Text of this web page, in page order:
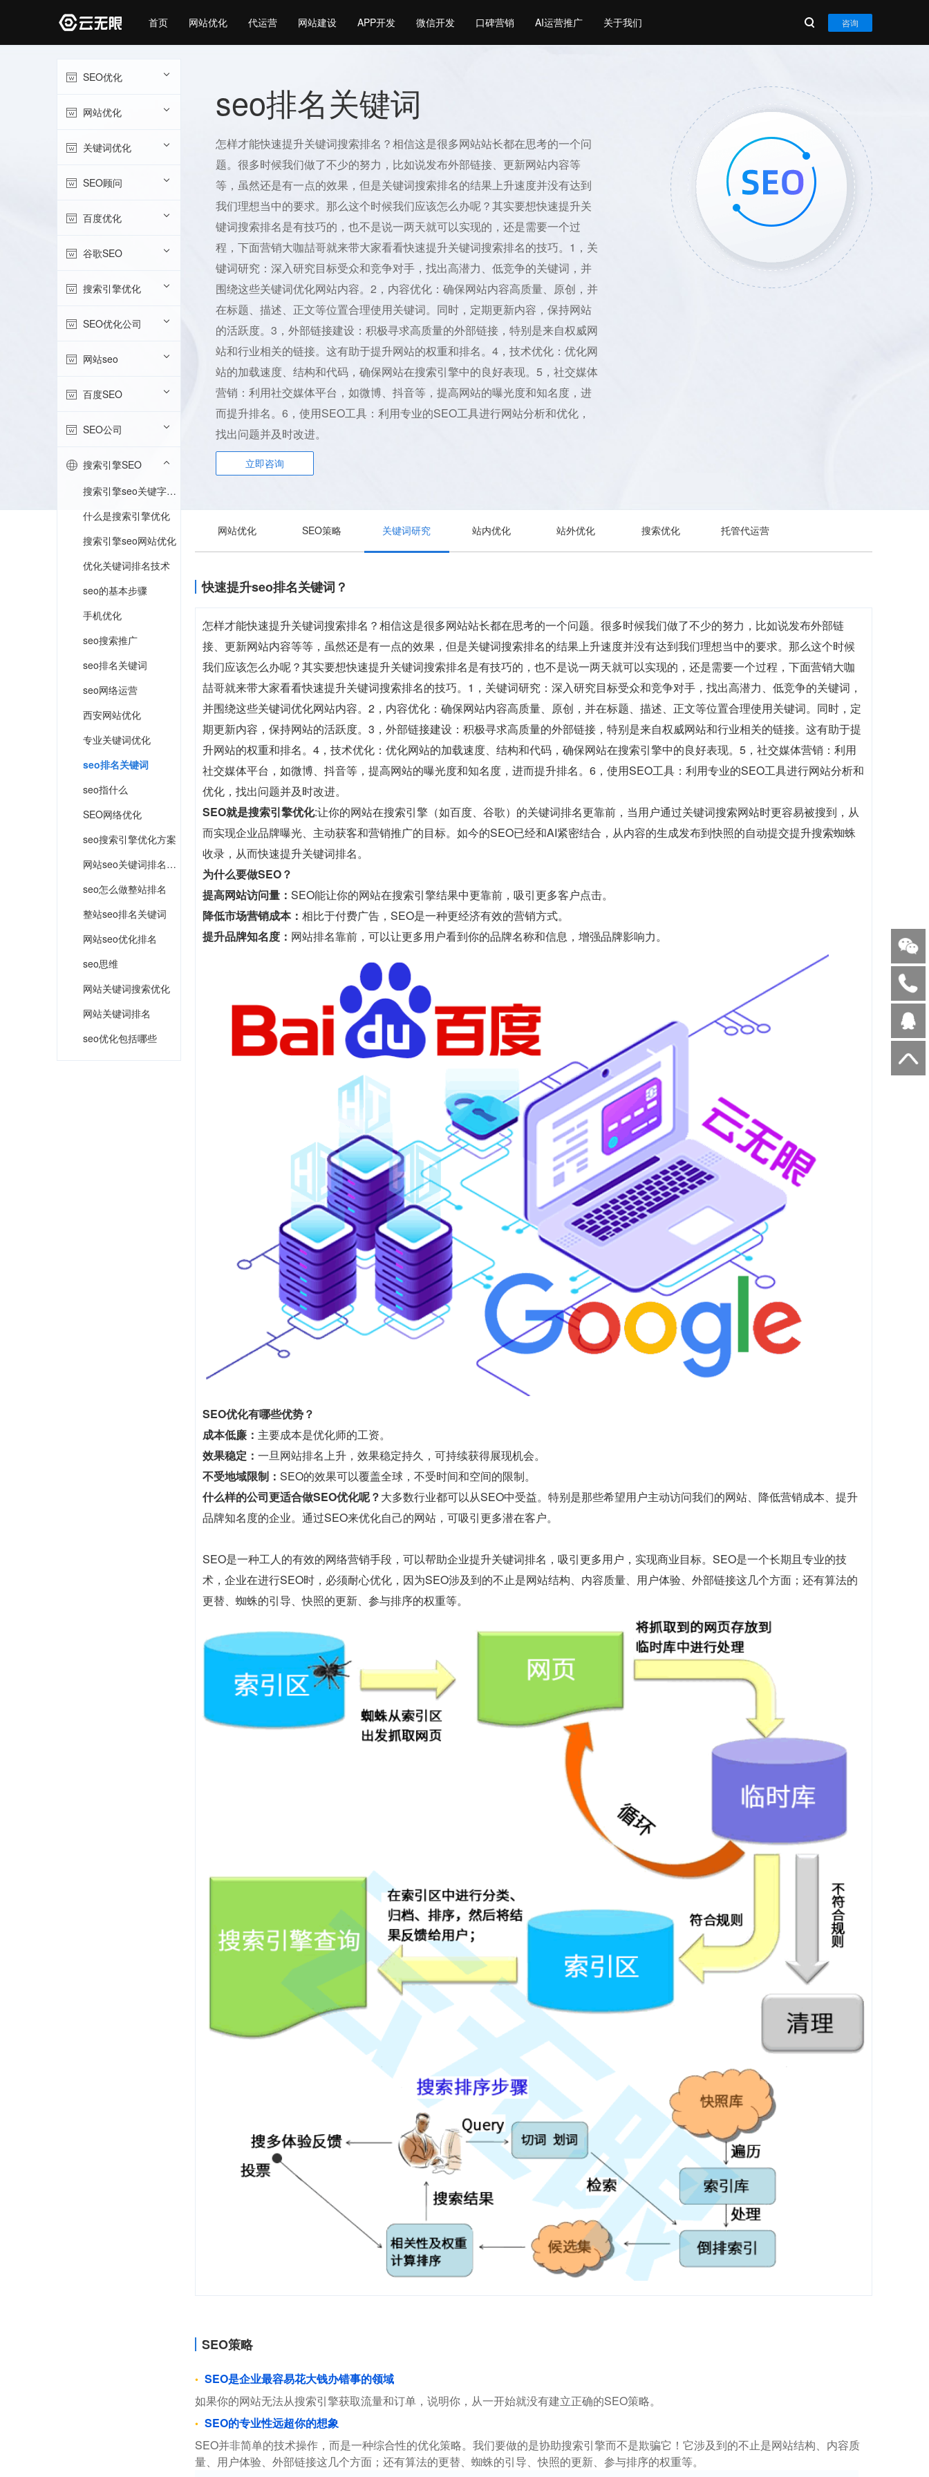
首页 网站优化 代运营 网站建设 APP开发 微信开发 口碑营销 AI运营推广 关于我们 咨询
seo排名关键词
怎样才能快速提升关键词搜索排名？相信这是很多网站站长都在思考的一个问
题。很多时候我们做了不少的努力，比如说发布外部链接、更新网站内容等
等，虽然还是有一点的效果，但是关键词搜索排名的结果上升速度并没有达到
我们理想当中的要求。那么这个时候我们应该怎么办呢？其实要想快速提升关
键词搜索排名是有技巧的，也不是说一两天就可以实现的，还是需要一个过
程，下面营销大咖喆哥就来带大家看看快速提升关键词搜索排名的技巧。1，关
键词研究：深入研究目标受众和竞争对手，找出高潜力、低竞争的关键词，并
围绕这些关键词优化网站内容。2，内容优化：确保网站内容高质量、原创，并
在标题、描述、正文等位置合理使用关键词。同时，定期更新内容，保持网站
的活跃度。3，外部链接建设：积极寻求高质量的外部链接，特别是来自权威网
站和行业相关的链接。这有助于提升网站的权重和排名。4，技术优化：优化网
站的加载速度、结构和代码，确保网站在搜索引擎中的良好表现。5，社交媒体
营销：利用社交媒体平台，如微博、抖音等，提高网站的曝光度和知名度，进
而提升排名。6，使用SEO工具：利用专业的SEO工具进行网站分析和优化，
找出问题并及时改进。
立即咨询
SEO优化
网站优化
关键词优化
SEO顾问
百度优化
谷歌SEO
搜索引擎优化
SEO优化公司
网站seo
百度SEO
SEO公司
搜索引擎SEO
搜索引擎seo关键字优化
什么是搜索引擎优化
搜索引擎seo网站优化
优化关键词排名技术
seo的基本步骤
手机优化
seo搜索推广
seo排名关键词
seo网络运营
西安网站优化
专业关键词优化
seo排名关键词
seo指什么
SEO网络优化
seo搜索引擎优化方案
网站seo关键词排名优化
seo怎么做整站排名
整站seo排名关键词
网站seo优化排名
seo思维
网站关键词搜索优化
网站关键词排名
seo优化包括哪些
网站优化 SEO策略 关键词研究 站内优化 站外优化 搜索优化 托管代运营
快速提升seo排名关键词？
怎样才能快速提升关键词搜索排名？相信这是很多网站站长都在思考的一个问题。很多时候我们做了不少的努力，比如说发布外部链
接、更新网站内容等等，虽然还是有一点的效果，但是关键词搜索排名的结果上升速度并没有达到我们理想当中的要求。那么这个时候
我们应该怎么办呢？其实要想快速提升关键词搜索排名是有技巧的，也不是说一两天就可以实现的，还是需要一个过程，下面营销大咖
喆哥就来带大家看看快速提升关键词搜索排名的技巧。1，关键词研究：深入研究目标受众和竞争对手，找出高潜力、低竞争的关键词，
并围绕这些关键词优化网站内容。2，内容优化：确保网站内容高质量、原创，并在标题、描述、正文等位置合理使用关键词。同时，定
期更新内容，保持网站的活跃度。3，外部链接建设：积极寻求高质量的外部链接，特别是来自权威网站和行业相关的链接。这有助于提
升网站的权重和排名。4，技术优化：优化网站的加载速度、结构和代码，确保网站在搜索引擎中的良好表现。5，社交媒体营销：利用
社交媒体平台，如微博、抖音等，提高网站的曝光度和知名度，进而提升排名。6，使用SEO工具：利用专业的SEO工具进行网站分析和
优化，找出问题并及时改进。
SEO就是搜索引擎优化:让你的网站在搜索引擎（如百度、谷歌）的关键词排名更靠前，当用户通过关键词搜索网站时更容易被搜到，从
而实现企业品牌曝光、主动获客和营销推广的目标。如今的SEO已经和AI紧密结合，从内容的生成发布到快照的自动提交提升搜索蜘蛛
收录，从而快速提升关键词排名。
为什么要做SEO？
提高网站访问量： SEO能让你的网站在搜索引擎结果中更靠前，吸引更多客户点击。
降低市场营销成本： 相比于付费广告，SEO是一种更经济有效的营销方式。
提升品牌知名度： 网站排名靠前，可以让更多用户看到你的品牌名称和信息，增强品牌影响力。
SEO优化有哪些优势？
成本低廉： 主要成本是优化师的工资。
效果稳定： 一旦网站排名上升，效果稳定持久，可持续获得展现机会。
不受地域限制： SEO的效果可以覆盖全球，不受时间和空间的限制。
什么样的公司更适合做SEO优化呢？大多数行业都可以从SEO中受益。特别是那些希望用户主动访问我们的网站、降低营销成本、提升
品牌知名度的企业。通过SEO来优化自己的网站，可吸引更多潜在客户。
SEO是一种工人的有效的网络营销手段，可以帮助企业提升关键词排名，吸引更多用户，实现商业目标。SEO是一个长期且专业的技
术，企业在进行SEO时，必须耐心优化，因为SEO涉及到的不止是网站结构、内容质量、用户体验、外部链接这几个方面；还有算法的
更替、蜘蛛的引导、快照的更新、参与排序的权重等。
SEO策略
SEO是企业最容易花大钱办错事的领域
如果你的网站无法从搜索引擎获取流量和订单，说明你，从一开始就没有建立正确的SEO策略。
SEO的专业性远超你的想象
SEO并非简单的技术操作，而是一种综合性的优化策略。我们要做的是协助搜索引擎而不是欺骗它！它涉及到的不止是网站结构、内容质
量、用户体验、外部链接这几个方面；还有算法的更替、蜘蛛的引导、快照的更新、参与排序的权重等。